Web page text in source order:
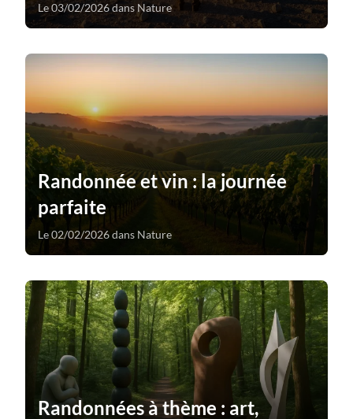
Le 03/02/2026 dans Nature
Randonnée et vin : la journée
parfaite
Le 02/02/2026 dans Nature
Randonnées à thème : art,